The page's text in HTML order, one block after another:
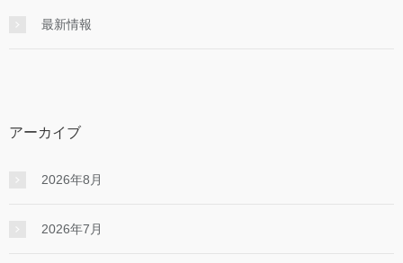
最新情報
アーカイブ
2026年8月
2026年7月